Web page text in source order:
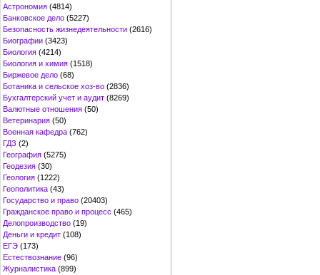
Астрономия (4814)
Банковское дело (5227)
Безопасность жизнедеятельности (2616)
Биографии (3423)
Биология (4214)
Биология и химия (1518)
Биржевое дело (68)
Ботаника и сельское хоз-во (2836)
Бухгалтерский учет и аудит (8269)
Валютные отношения (50)
Ветеринария (50)
Военная кафедра (762)
ГДЗ (2)
География (5275)
Геодезия (30)
Геология (1222)
Геополитика (43)
Государство и право (20403)
Гражданское право и процесс (465)
Делопроизводство (19)
Деньги и кредит (108)
ЕГЭ (173)
Естествознание (96)
Журналистика (899)